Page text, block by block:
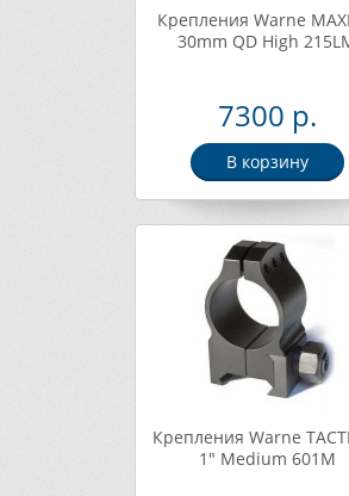
Крепления Warne
30mm QD High
7300 р.
В корзину
Крепления Warne
1" Medium 601M